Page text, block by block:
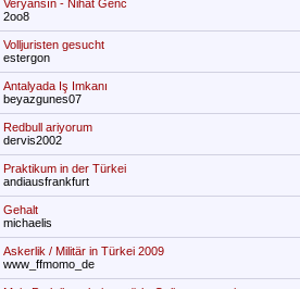
Veryansın - Nihat Genc
2oo8
Volljuristen gesucht
estergon
Antalyada Iş Imkanı
beyazgunes07
Redbull ariyorum
dervis2002
Praktikum in der Türkei
andiausfrankfurt
Gehalt
michaelis
Askerlik / Militär in Türkei 2009
www_ffmomo_de